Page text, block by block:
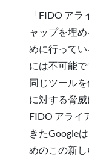
「FIDO ア
ャップを埋
めに行って
には不可能
同じツール
に対する脅
FIDO アライ
きたGoogle
めのこの新